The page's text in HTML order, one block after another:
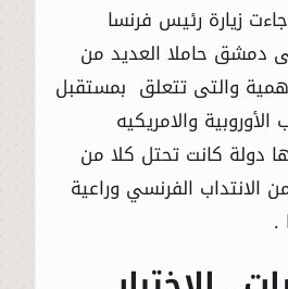
زيارة رئيس فرنسا
دمشق حاملا العديد من
والتى تتعلق بمستقبل
والامريكيه
دولة كانت تحتل كلا من
الانتداب الفرنسي وراعية
.